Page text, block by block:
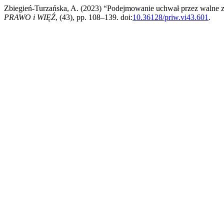
Zbiegień-Turzańska, A. (2023) “Podejmowanie uchwał przez
PRAWO i WIĘŹ, (43), pp. 108–139. doi:10.36128/priw.vi43.601 .